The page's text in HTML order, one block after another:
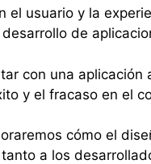
el usuario y la
de
con una
y el fracaso en el
cómo el
a los